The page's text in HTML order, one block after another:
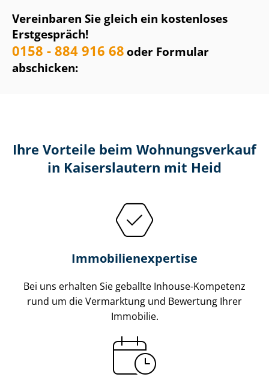
Vereinbaren Sie gleich ein kostenloses
Erstgespräch!
0158 - 884 916 68oder Formular
abschicken:
Ihre Vorteile beim Wohnungsverkauf
in Kaiserslautern mit Heid
Im­mo­bi­li­en­ex­per­ti­se
Bei uns erhalten Sie geballte Inhouse-Kompetenz
rund um die Vermarktung und Bewertung Ihrer
Immobilie.